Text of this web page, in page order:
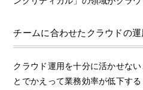
チームに合わせたクラウドの
クラウド運用を十分に活かせな
とでかえって業務効率が低下す